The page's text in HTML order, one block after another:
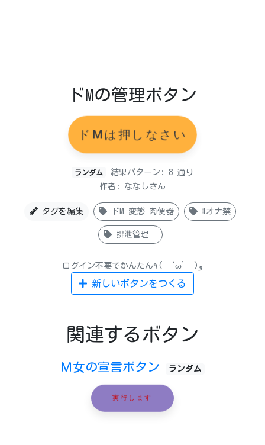
ドMの管理ボタン
ドMは押しなさい
ランダム
結果パターン: 8 通り
作者: ななしさん
タグを編集 ドM 変態 肉便器 #オナ禁
排泄管理
ログイン不要でかんたん٩( ‘ω’ )و
新しいボタンをつくる
関連するボタン
Ｍ女の宣言ボタン ランダム
実行します